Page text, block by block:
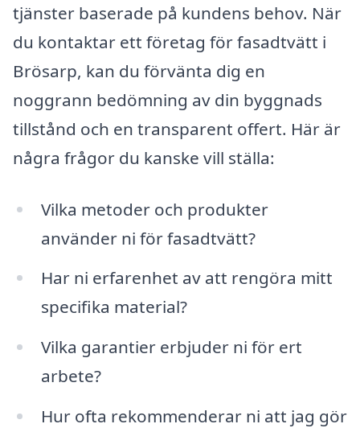
tjänster baserade på kundens behov. När
du kontaktar ett företag för fasadtvätt i
Brösarp, kan du förvänta dig en
noggrann bedömning av din byggnads
tillstånd och en transparent offert. Här är
några frågor du kanske vill ställa:
Vilka metoder och produkter
använder ni för fasadtvätt?
Har ni erfarenhet av att rengöra mitt
specifika material?
Vilka garantier erbjuder ni för ert
arbete?
Hur ofta rekommenderar ni att jag gör